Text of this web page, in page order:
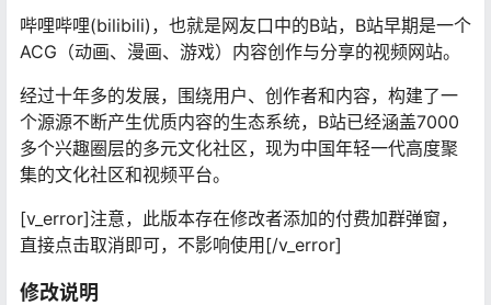
哔哩哔哩(bilibili)，也就是网友口中的B站，B站早期是一个
ACG（动画、漫画、游戏）内容创作与分享的视频网站。
经过十年多的发展，围绕用户、创作者和内容，构建了一
个源源不断产生优质内容的生态系统，B站已经涵盖7000
多个兴趣圈层的多元文化社区，现为中国年轻一代高度聚
集的文化社区和视频平台。
[v_error]注意，此版本存在修改者添加的付费加群弹窗，
直接点击取消即可，不影响使用[/v_error]
修改说明